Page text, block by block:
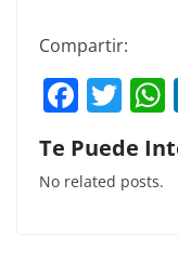
Compartir:
F
a
c
e
T
w
itt
er
h
Te Puede
No related posts.